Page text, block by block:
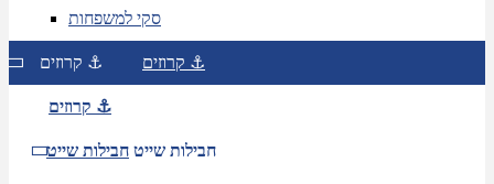
סקי למשפחות
קרוזים ⚓ קרוזים ⚓
קרוזים ⚓
חבילות שייט חבילות שייט